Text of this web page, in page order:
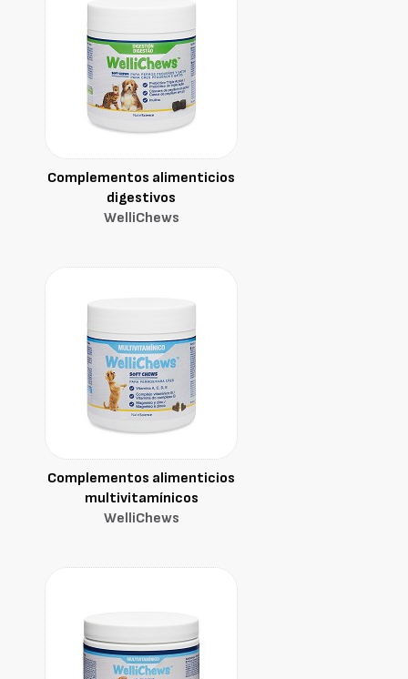
Complementos alimenticios
digestivos
WelliChews
Complementos alimenticios
multivitamínicos
WelliChews